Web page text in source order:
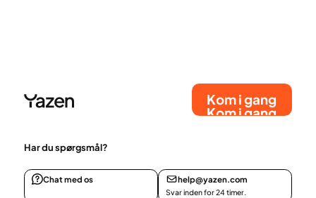
Kom i gang
Kom i gang
Har du spørgsmål?
Chat med os help@yazen.com
Svar inden for 24 timer.